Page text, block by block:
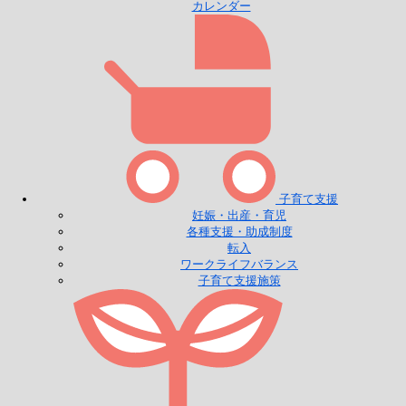
カレンダー
子育て支援
妊娠・出産・育児
各種支援・助成制度
転入
ワークライフバランス
子育て支援施策